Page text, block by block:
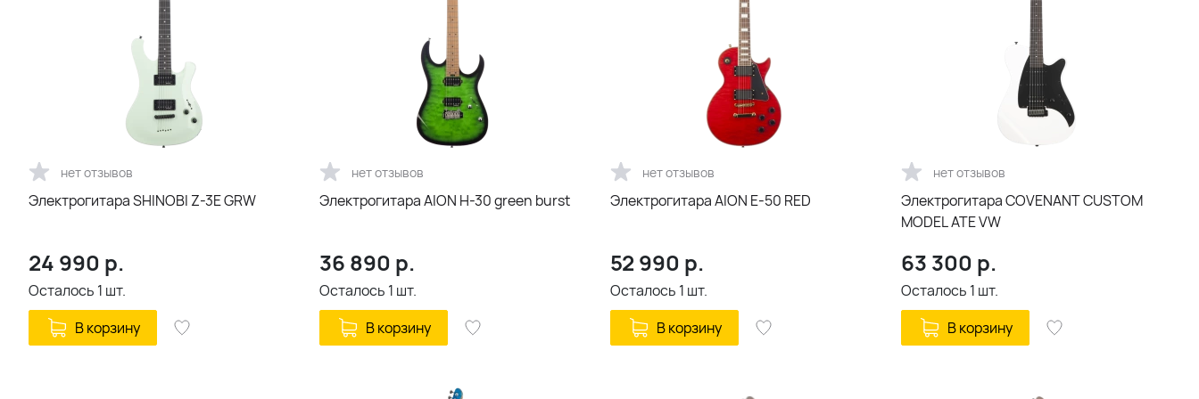
нет отзывов
Электрогитара SHINOBI Z-3E GRW
24 990 р.
Осталось 1 шт.
В корзину
нет отзывов
Электрогитара AION H-30 green burst
36 890 р.
Осталось 1 шт.
В корзину
нет отзывов
Электрогитара AION E-50 RED
52 990 р.
Осталось 1 шт.
В корзину
нет отзывов
Электрогитара COVENANT CUSTOM
MODEL ATE VW
63 300 р.
Осталось 1 шт.
В корзину